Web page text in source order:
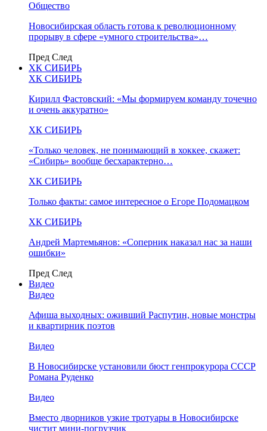
Общество
Новосибирская область готова к революционному
прорыву в сфере «умного строительства»…
Пред След
ХК СИБИРЬ
ХК СИБИРЬ
Кирилл Фастовский: «Мы формируем команду точечно
и очень аккуратно»
ХК СИБИРЬ
«Только человек, не понимающий в хоккее, скажет:
«Сибирь» вообще бесхарактерно…
ХК СИБИРЬ
Только факты: самое интересное о Егоре Подомацком
ХК СИБИРЬ
Андрей Мартемьянов: «Соперник наказал нас за наши
ошибки»
Пред След
Видео
Видео
Афиша выходных: оживший Распутин, новые монстры
и квартирник поэтов
Видео
В Новосибирске установили бюст генпрокурора СССР
Романа Руденко
Видео
Вместо дворников узкие тротуары в Новосибирске
чистит мини-погрузчик